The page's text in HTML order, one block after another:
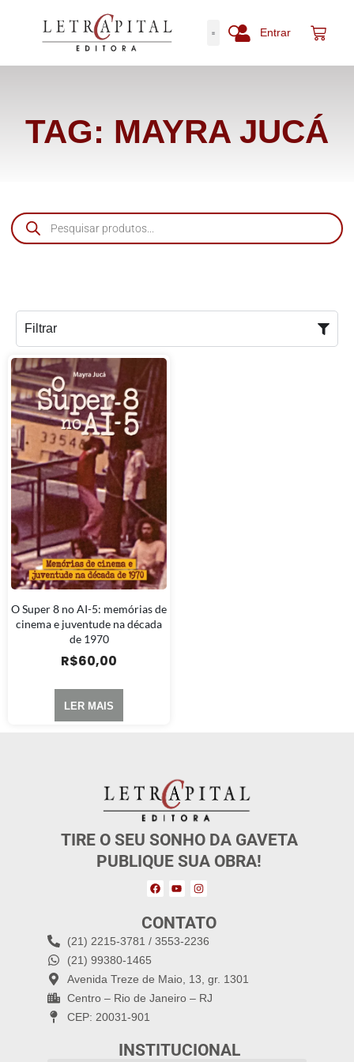
Entrar
TAG: MAYRA JUCÁ
Filtrar
O Super 8 no AI-5: memórias de
cinema e juventude na década
de 1970
R$60,00
LER MAIS
TIRE O SEU SONHO DA GAVETA
PUBLIQUE SUA OBRA!
CONTATO
(21) 2215-3781 / 3553-2236
(21) 99380-1465
Avenida Treze de Maio, 13, gr. 1301
Centro – Rio de Janeiro – RJ
CEP: 20031-901
INSTITUCIONAL